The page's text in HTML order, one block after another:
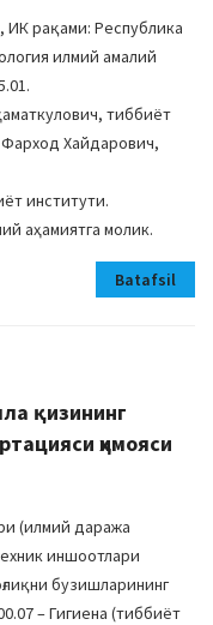
ИК рақами: Республика
илмий амалий
тиббиёт
Хайдарович,
институти.
аҳамиятга молик.
Batafsil
қизининг
ҳимояси
(илмий даража
иншоотлари
бузишларининг
– Гигиена (тиббиёт